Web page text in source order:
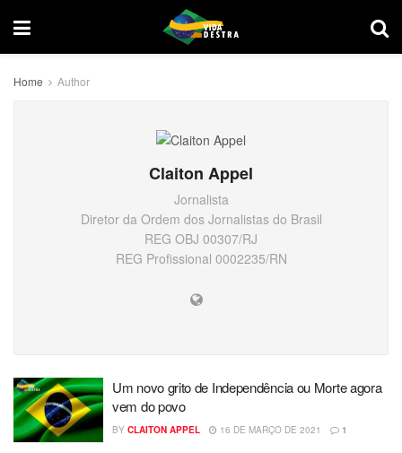
Home Author
Claiton Appel
Jornalista
Diretor da Ordem dos Jornalistas do Brasil
REG OBJ 00307/RJ
REG Profissional 0002235/RN
Um novo grito de Independência ou Morte agora
vem do povo
BY CLAITON APPEL 16 DE MARÇO DE 2021 1